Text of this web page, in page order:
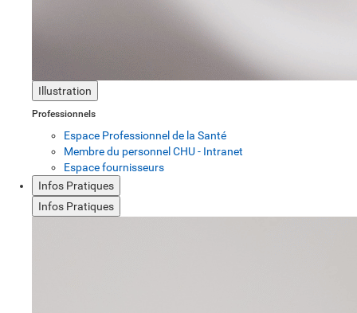
Illustration
Professionnels
Espace Professionnel de la Santé
Membre du personnel CHU - Intranet
Espace fournisseurs
Infos Pratiques
Infos Pratiques